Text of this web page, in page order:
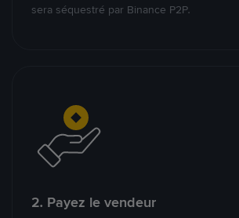
sera séquestré par Binance P2P.
2. Payez le vendeur